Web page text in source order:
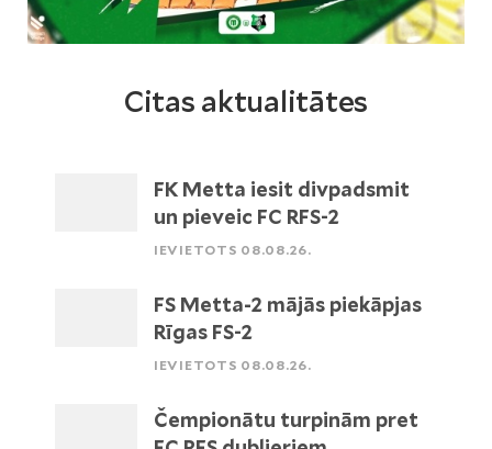
Citas aktualitātes
FK Metta iesit divpadsmit
un pieveic FC RFS-2
IEVIETOTS 08.08.26.
FS Metta-2 mājās piekāpjas
Rīgas FS-2
IEVIETOTS 08.08.26.
Čempionātu turpinām pret